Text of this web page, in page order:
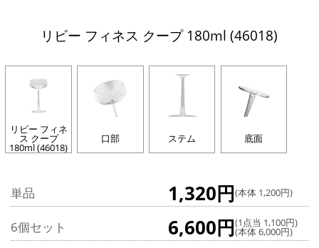
リビー フィネス クープ 180ml (46018)
リビー フィネ
ス クープ
180ml (46018)
口部 ステム 底面
単品 1,320円(本体 1,200円)
6個セット 6,600円(1点当 1,100円)
(本体 6,000円)